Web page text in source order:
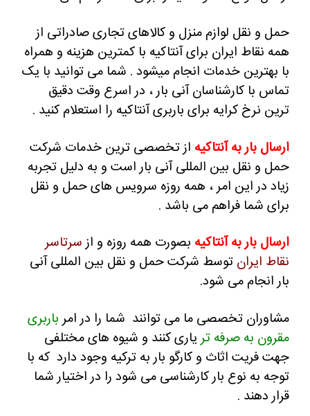
حمل و نقل لوازم منزل و کالاهای تجاری صادراتی از
همه نقاط ایران برای آنتاکیه با کمترین هزینه و همراه
با بهترین خدمات انجام میشود . شما می توانید با یک
تماس با کارشناسان آنی بار ، در اسرع وقت دقیق
ترین نرخ کرایه برای باربری آنتاکیه را استعلام کنید .
ارسال بار به آنتاکیه از تخصصی ترین خدمات شرکت
حمل و نقل بین المللی آنی بار است و به دلیل تجربه
زیاد در این امر ، همه روزه سرویس های حمل و نقل
برای شما فراهم می باشد .
ارسال بار به آنتاکیه بصورت همه روزه و ازسرتاسر
نقاط ایران توسط شرکت حمل و نقل بین المللی آنی
بار انجام می شود.
مشاوران تخصصی ما می توانند شما را در امر باربری
مقرون به صرفه تر یاری کنند و شیوه های مختلفی
جهت فریت اثاث و کارگو بار به ترکیه وجود دارد که با
توجه به نوع بار کارشناسی می شود را در اختیار شما
قرار دهند .